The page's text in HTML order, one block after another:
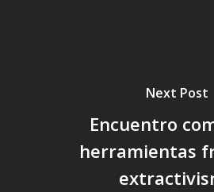
Next Post
Encuentro
herramientas